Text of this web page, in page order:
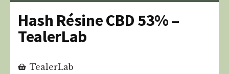
Hash Résine CBD 53% –
TealerLab
TealerLab